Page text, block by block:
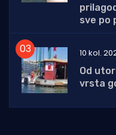
sve po
10 kol.
Od
vrsta